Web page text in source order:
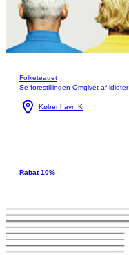
Folketeatret
Se forestillingen Omgivet af idioter
København K
Rabat 10%